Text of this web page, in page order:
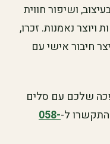
ושיפור חווית
ויוצר נאמנות. זכרו,
חיבור אישי עם
שלכם עם סלים
ל-058-